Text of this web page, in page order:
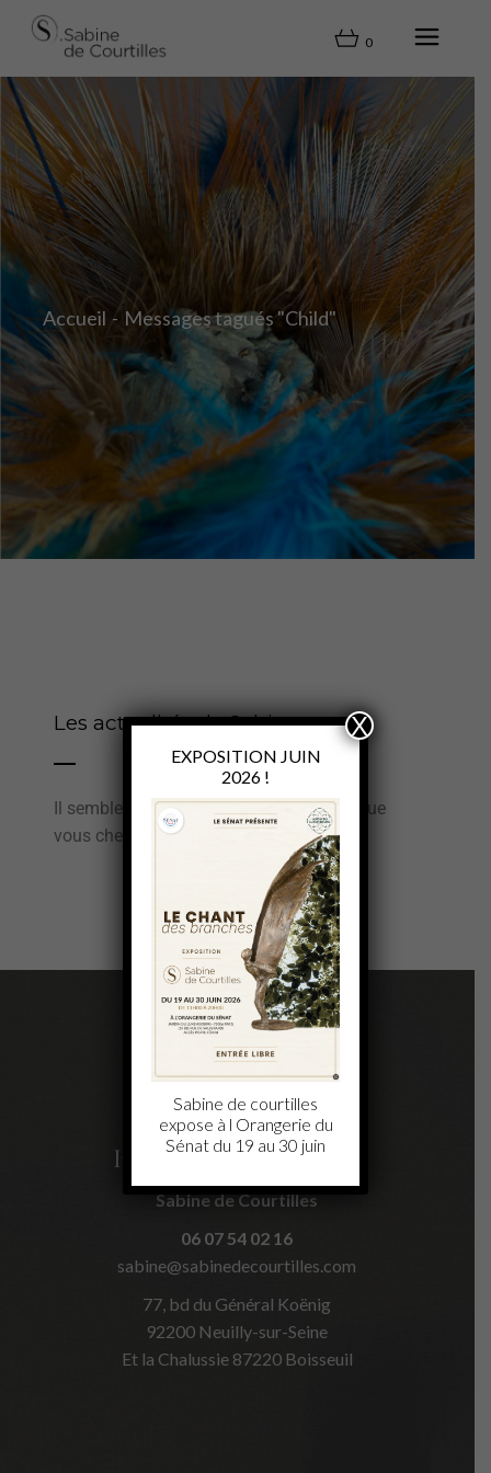
0
Accueil Messages tagués "Child"
Les actualités de Sabine
Il semble que nous ne trouvions pas ce que
vous cherchez.
Informations de contact
Sabine de Courtilles
06 07 54 02 16
sabine@sabinedecourtilles.com
77, bd du Général Koënig
92200 Neuilly-sur-Seine
Et la Chalussie 87220 Boisseuil
EXPOSITION JUIN
2026 !
Sabine de courtilles
expose à l Orangerie du
Sénat du 19 au 30 juin
X